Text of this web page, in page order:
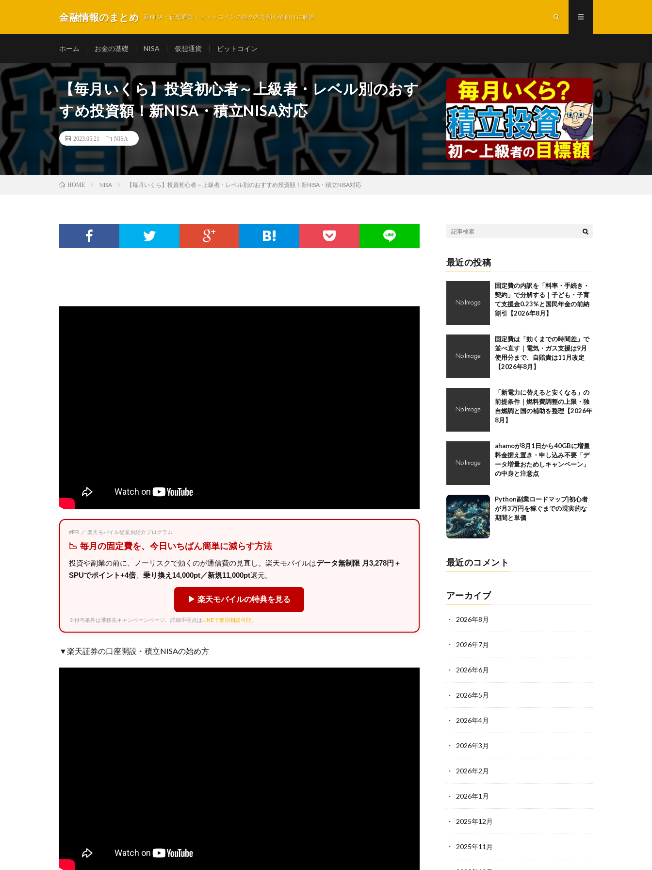
金融情報のまとめ 新NISA・仮想通貨・ビットコインの始め方を初心者向けに解説
ホーム お金の基礎 NISA 仮想通貨 ビットコイン
【毎月いくら】投資初心者～上級者・レベル別のおす
すめ投資額！新NISA・積立NISA対応
2023.05.21 NISA
HOME NISA 【毎月いくら】投資初心者～上級者・レベル別のおすすめ投資額！新NISA・積立NISA対応
#PR ／ 楽天モバイル従業員紹介プログラム
📉 毎月の固定費を、今日いちばん簡単に減らす方法
投資や副業の前に、ノーリスクで効くのが通信費の見直し。楽天モバイルはデータ無制限 月3,278円 ＋
SPUでポイント+4倍
乗り換え14,000pt／新規11,000pt還元。
▶ 楽天モバイルの特典を見る
※付与条件は遷移先キャンペーンページ。詳細不明点はLINEで個別相談可能
▼楽天証券の口座開設・積立NISAの始め方
最近の投稿
固定費の内訳を「料率・手続き・
契約」で分解する｜子ども・子育
て支援金0.23%と国民年金の前納
割引【2026年8月】
固定費は「効くまでの時間差」で
並べ直す｜電気・ガス支援は9月
使用分まで、自賠責は11月改定
【2026年8月】
「新電力に替えると安くなる」の
前提条件｜燃料費調整の上限・独
自燃調と国の補助を整理【2026年
8月】
ahamoが8月1日から40GBに増量
料金据え置き・申し込み不要「デ
ータ増量おためしキャンペーン」
の中身と注意点
Python副業ロードマップ|初心者
が月3万円を稼ぐまでの現実的な
期間と単価
最近のコメント
アーカイブ
2026年8月
2026年7月
2026年6月
2026年5月
2026年4月
2026年3月
2026年2月
2026年1月
2025年12月
2025年11月